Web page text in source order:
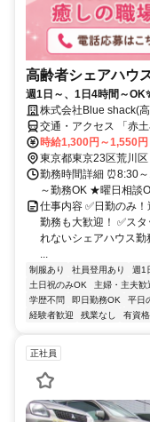
高齢者シェアハウ
週1日～、1日4時間～
株式会社Blue shack(
交通・アクセス 「赤
勤OK
時給1,300円～1,550円
東京都東京23区荒川区
勤務時間詳細 ⏰8:30
～勤務OK ★曜日相談
仕事内容 ✅日勤のみ
勤務も大歓迎！ ✅ス
れないシェアハウス勤
...
制服あり 社員登用あり 週1
土日祝のみOK
主婦・主夫歓
学歴不問
即日勤務OK 平日
経験者歓迎
残業なし 有資
正社員